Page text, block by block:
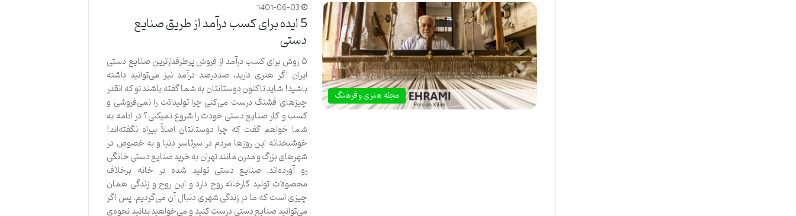
مجله هنری و فرهنگ
1401-06-03
5 ایده برای کسب درآمد از طریق صنایع
دستی
۵ روش برای کسب درآمد از فروش پرطرفدارترین صنایع دستی
ایران اگر هنری دارید، صددرصد درآمد نیز می‌توانید داشته
باشید! شاید تاکنون دوستانتان به شما گفته باشند تو که انقدر
چیزهای قشنگ درست می‌کنی چرا تولیداتت را نمی‌فروشی و
کسب و کار صنایع دستی خودت را شروع نمیکنی؟ در ادامه به
شما خواهم گفت که چرا دوستانتان اصلاً بیراه نگفته‌اند!
خوشبختانه این روزها مردم در سرتاسر دنیا و به خصوص در
شهرهای بزرگ و مدرن مانند تهران به خرید صنایع دستی خانگی
رو آورده‌اند. صنایع دستی تولید شده در خانه برخلاف
محصولات تولید کارخانه روح دارد و این روح و زندگی همان
چیزی است که ما در زندگی شهری دنبال آن می‌گردیم. پس اگر
می‌توانید صنایع دستی درست کنید و می‌خواهید بدانید نحوه‌ی